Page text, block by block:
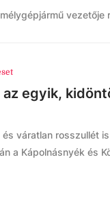
vezetője
egyik,
váratlan rosszullét
a Kápolnásnyék és